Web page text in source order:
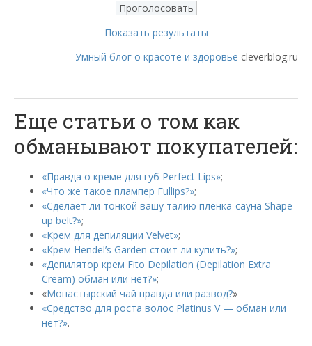
Показать результаты
Умный блог о красоте и здоровье cleverblog.ru
Еще статьи о том как
обманывают покупателей:
«Правда о креме для губ Perfect Lips»;
«Что же такое плампер Fullips?»;
«Сделает ли тонкой вашу талию пленка-сауна Shape
up belt?»;
«Крем для депиляции Velvet»;
«Крем Hendel’s Garden стоит ли купить?»;
«Депилятор крем Fito Depilation (Depilation Extra
Cream) обман или нет?»;
«Монастырский чай правда или развод?»
«Средство для роста волос Platinus V — обман или
нет?».